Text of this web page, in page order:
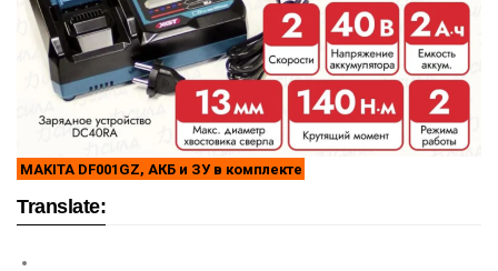
MAKITA DF001GZ, АКБ и ЗУ в комплекте
Translate: